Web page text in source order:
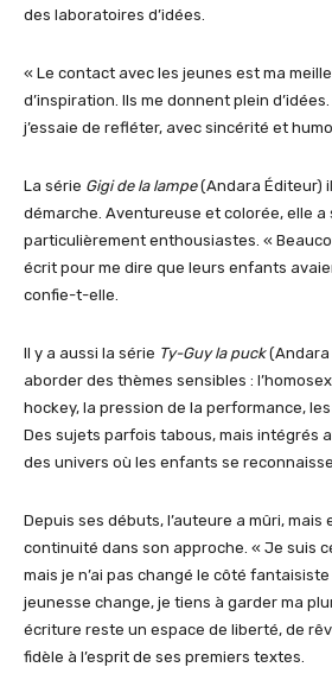
des laboratoires d’idées.
« Le contact avec les jeunes est ma
d’inspiration. Ils me donnent plein
j’essaie de refléter, avec sincérité et
La série Gigi de la lampe(Andara Éditeur)
démarche. Aventureuse et colorée, elle
particulièrement enthousiastes. «
écrit pour me dire que leurs enfants
confie-t-elle.
Il y a aussi la série Ty-Guy la puck(Andara
aborder des thèmes sensibles :
hockey, la pression de la performance,
Des sujets parfois tabous, mais intégrés
des univers où les enfants se
Depuis ses débuts, l’auteure a mûri, mais
continuité dans son approche. « Je suis
mais je n’ai pas changé le côté
jeunesse change, je tiens à garder ma
écriture reste un espace de liberté, de
fidèle à l’esprit de ses premiers textes.